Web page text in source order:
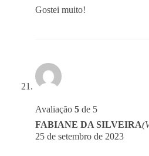
Gostei muito!
Avaliação 5 de 5
FABIANE DA SILVEIRA
25 de setembro de 2023